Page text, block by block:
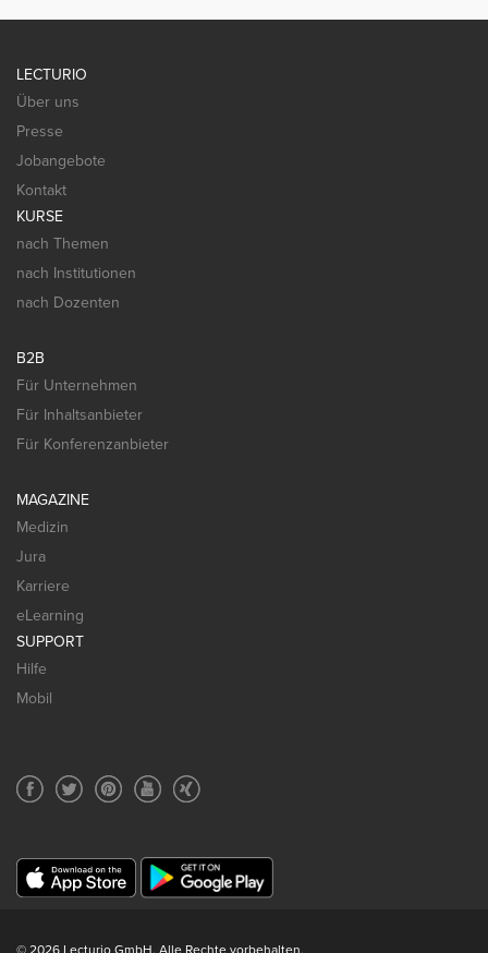
LECTURIO
Über uns
Presse
Jobangebote
Kontakt
KURSE
nach Themen
nach Institutionen
nach Dozenten
B2B
Für Unternehmen
Für Inhaltsanbieter
Für Konferenzanbieter
MAGAZINE
Medizin
Jura
Karriere
eLearning
SUPPORT
Hilfe
Mobil
© 2026 Lecturio GmbH. Alle Rechte vorbehalten.